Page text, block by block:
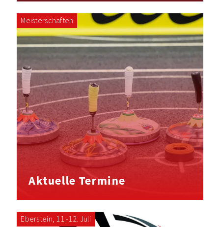
Meisterschaften
Aktuelle Termine
Eberstein, 11.-12. Juli